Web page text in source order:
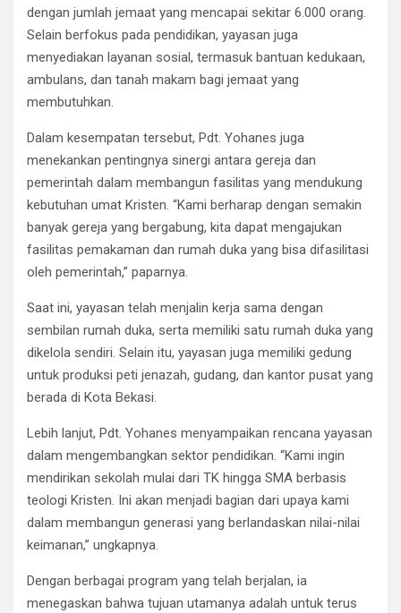
dengan jumlah jemaat yang mencapai sekitar 6.000 orang.
Selain berfokus pada pendidikan, yayasan juga
menyediakan layanan sosial, termasuk bantuan kedukaan,
ambulans, dan tanah makam bagi jemaat yang
membutuhkan.
Dalam kesempatan tersebut, Pdt. Yohanes juga
menekankan pentingnya sinergi antara gereja dan
pemerintah dalam membangun fasilitas yang mendukung
kebutuhan umat Kristen. “Kami berharap dengan semakin
banyak gereja yang bergabung, kita dapat mengajukan
fasilitas pemakaman dan rumah duka yang bisa difasilitasi
oleh pemerintah,” paparnya.
Saat ini, yayasan telah menjalin kerja sama dengan
sembilan rumah duka, serta memiliki satu rumah duka yang
dikelola sendiri. Selain itu, yayasan juga memiliki gedung
untuk produksi peti jenazah, gudang, dan kantor pusat yang
berada di Kota Bekasi.
Lebih lanjut, Pdt. Yohanes menyampaikan rencana yayasan
dalam mengembangkan sektor pendidikan. “Kami ingin
mendirikan sekolah mulai dari TK hingga SMA berbasis
teologi Kristen. Ini akan menjadi bagian dari upaya kami
dalam membangun generasi yang berlandaskan nilai-nilai
keimanan,” ungkapnya.
Dengan berbagai program yang telah berjalan, ia
menegaskan bahwa tujuan utamanya adalah untuk terus